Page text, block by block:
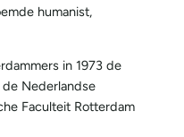
humanist,
in 1973 de
Nederlandse
Faculteit Rotterdam